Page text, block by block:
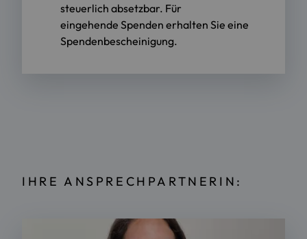
steuerlich absetzbar. Für
eingehende Spenden erhalten Sie eine
Spendenbescheinigung.
IHRE ANSPRECHPARTNERIN: